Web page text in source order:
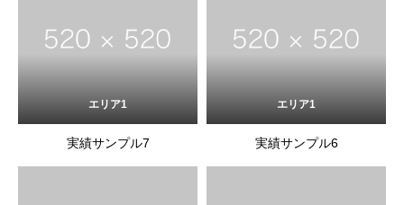
エリア1
実績サンプル7
エリア1
実績サンプル6